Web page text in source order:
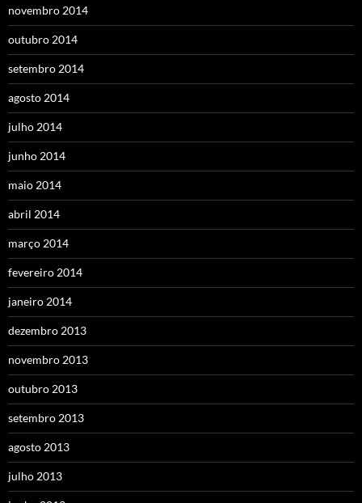
novembro 2014
outubro 2014
setembro 2014
agosto 2014
julho 2014
junho 2014
maio 2014
abril 2014
março 2014
fevereiro 2014
janeiro 2014
dezembro 2013
novembro 2013
outubro 2013
setembro 2013
agosto 2013
julho 2013